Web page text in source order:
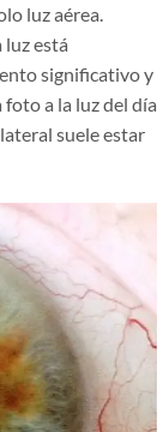
luz aérea.
luz está
significativo y
a la luz del día
suele estar